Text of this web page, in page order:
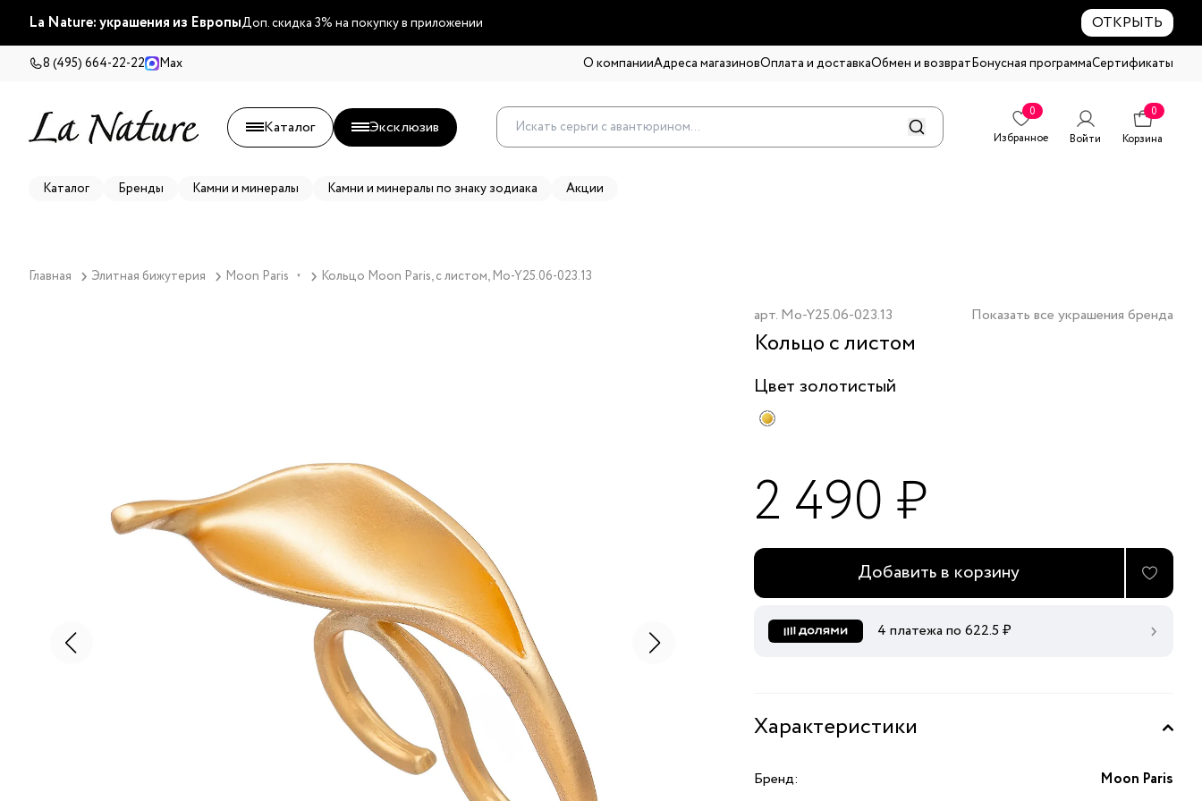
La Nature: украшения из ЕвропыДоп. скидка 3% на покупку в приложении ОТКРЫТЬ
8 (495) 664-22-22 Max О компанииАдреса магазиновОплата и доставкаОбмен и возвратБонусная программаСертификаты
Каталог Эксклюзив
0
Избранное
Войти
0
Корзина
Каталог Бренды Камни и минералы Камни и минералы по знаку зодиака Акции
Главная Элитная бижутерия Moon Paris ▼ Кольцо Moon Paris, с листом, Mo-Y25.06-023.13
арт. Mo-Y25.06-023.13 Показать все украшения бренда
Кольцо с листом
Цвет золотистый
2 490 ₽
Добавить в корзину
4 платежа по 622.5 ₽
Характеристики
Бренд:
Moon Paris